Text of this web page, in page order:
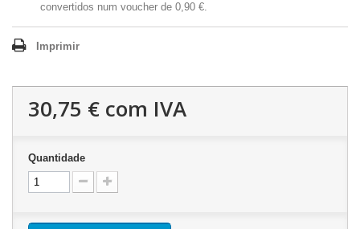
convertidos num voucher de 0,90 €.
Imprimir
30,75 € com IVA
Quantidade